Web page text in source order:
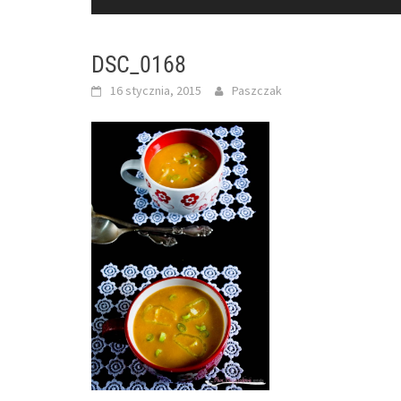
DSC_0168
16 stycznia, 2015 Paszczak